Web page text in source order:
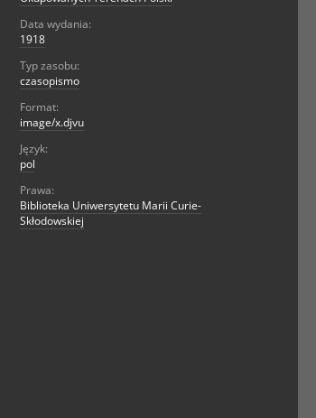
Data wydania:
1918
Typ zasobu:
czasopismo
Format:
image/x.djvu
Język:
pol
Prawa:
Biblioteka Uniwersytetu Marii Curie-
Skłodowskiej